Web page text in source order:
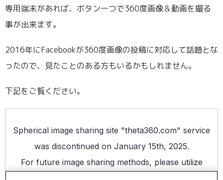
専用端末があれば、ボタン一つで360度画像＆動画を撮る
事が出来ます。
2016年にFacebookが360度画像の投稿に対応して話題とな
ったので、見たことのある方もいるかもしれません。
下記をご覧ください。